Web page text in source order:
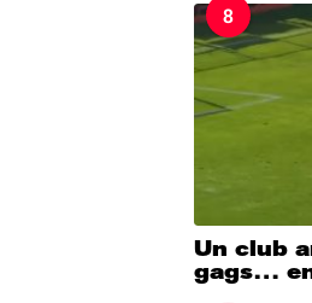
8
Un club
gags…